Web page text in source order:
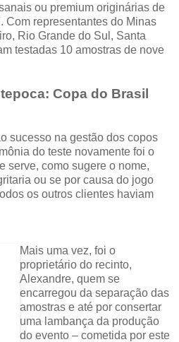
ou premium originárias de
Com representantes do Minas
Rio Grande do Sul, Santa
testadas 10 amostras de nove
Copa do Brasil
sucesso na gestão dos copos
do teste novamente foi o
serve, como sugere o nome,
ou se por causa do jogo
os outros clientes haviam
Mais uma vez, foi o
proprietário do recinto,
Alexandre, quem se
encarregou da separação das
amostras e até por consertar
uma lambança da produção
do evento – cometida por este